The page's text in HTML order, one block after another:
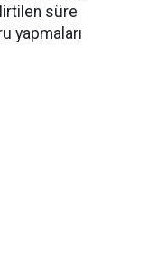
süre
yapmaları